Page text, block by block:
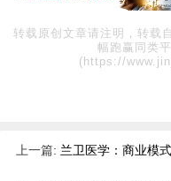
转载原创文章请注明，转载
幅跑赢同类
(https://
上一篇: 兰卫医学：商业模式优